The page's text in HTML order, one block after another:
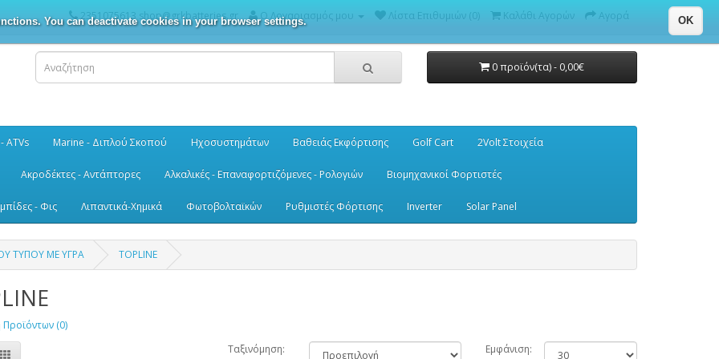
You can deactivate cookies in your browser settings. OK
2351075613 shop@grkbatteries.gr Ο Λογαριασμός μου Λίστα Επιθυμιών (0) Καλάθι Αγορών Αγορά
0 προϊόν(τα) - 0,00€
ATVs Marine - Διπλού Σκοπού Ηχοσυστημάτων Βαθειάς Εκφόρτισης Golf Cart 2Volt Στοιχεία
Ακροδέκτες - Αντάπτορες Αλκαλικές - Επαναφορτιζόμενες - Ρολογιών Βιομηχανικοί Φορτιστές
- Φις Λιπαντικά-Χημικά Φωτοβολταϊκών Ρυθμιστές Φόρτισης Inverter Solar Panel
ΤΥΠΟΥ ΜΕ ΥΓΡΑ TOPLINE
Προϊόντων (0)
Ταξινόμηση:
Εμφάνιση: